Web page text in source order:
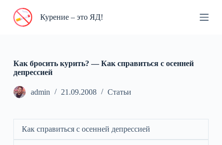
П
и
у
Курение – это ЯД!
Как бросить курить? — Как справиться с осенней
депрессией
admin 21.09.2008 Статьи
Как справиться с осенней депрессией